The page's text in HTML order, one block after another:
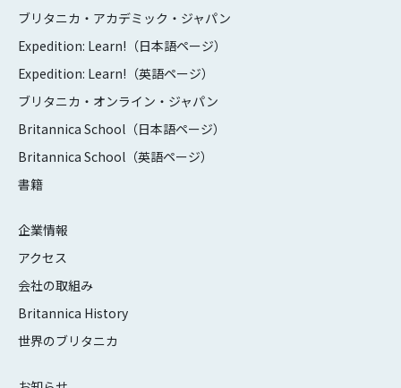
ブリタニカ・アカデミック・ジャパン
Expedition: Learn!（日本語ページ）
Expedition: Learn!（英語ページ）
ブリタニカ・オンライン・ジャパン
Britannica School（日本語ページ）
Britannica School（英語ページ）
書籍
企業情報
アクセス
会社の取組み
Britannica History
世界のブリタニカ